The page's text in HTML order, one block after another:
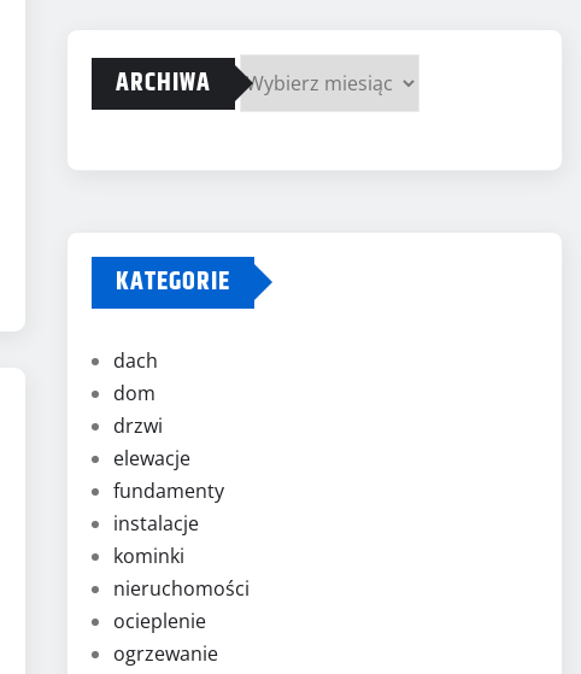
ARCHIWA
KATEGORIE
dach
dom
drzwi
elewacje
fundamenty
instalacje
kominki
nieruchomości
ocieplenie
ogrzewanie